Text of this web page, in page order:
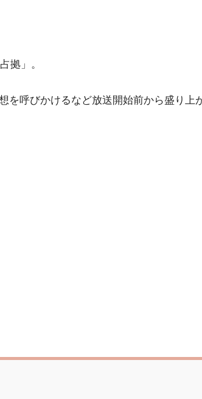
拠」。
呼びかけるなど放送開始前から盛り上